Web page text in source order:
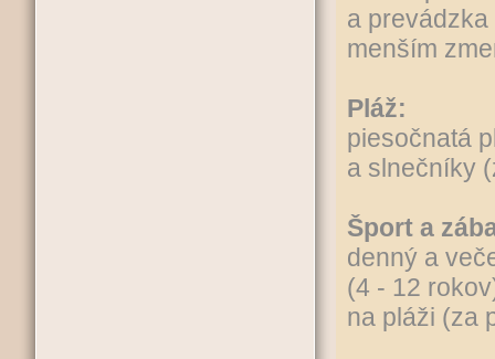
a
menším
Pláž:
piesočnatá
a slnečníky
Šport a
denný a
(4 - 12
na pláži (za